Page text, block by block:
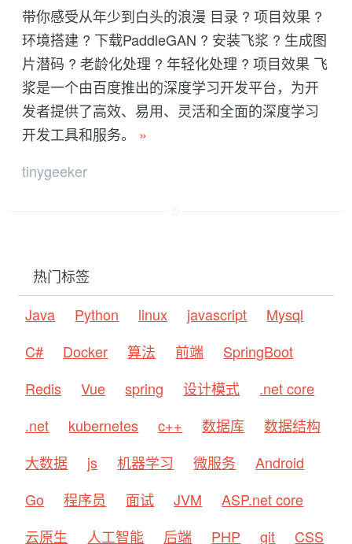
带你感受从年少到白头的浪漫 目录 ? 项目效果 ?
环境搭建 ? 下载PaddleGAN ? 安装飞浆 ? 生成图
片潜码 ? 老龄化处理 ? 年轻化处理 ? 项目效果 飞
浆是一个由百度推出的深度学习开发平台，为开
发者提供了高效、易用、灵活和全面的深度学习
开发工具和服务。 »
tinygeeker
热门标签
Java
Python linux javascript
Mysql
C#
Docker 算法 前端
SpringBoot
Redis
Vue spring 设计模式
.net core
.net
kubernetes c++ 数据库
数据结构
大数据
js 机器学习 微服务
Android
Go
程序员 面试 JVM
ASP.net core
云原生
人工智能 后端 PHP git CSS